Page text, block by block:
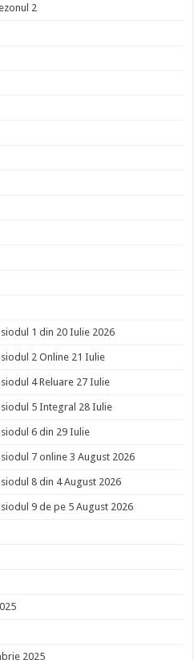
2
1 din 20 Iulie 2026
2 Online 21 Iulie
4 Reluare 27 Iulie
5 Integral 28 Iulie
6 din 29 Iulie
7 online 3 August 2026
8 din 4 August 2026
9 de pe 5 August 2026
2025